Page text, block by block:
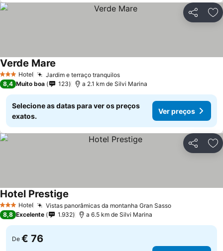
Partilhar
3 EstrelasHotel Jardim e terraço tranquilos
Verde Mare
8,4 Muito boa 123 a 2.1 km de Silvi Marina
Selecione as datas para ver os preços
exatos.
Ver preços
Partilhar
3 EstrelasHotel Vistas panorâmicas da montanha Gran Sasso
Hotel Prestige
8,8 Excelente 1.932 a 6.5 km de Silvi Marina
De € 76